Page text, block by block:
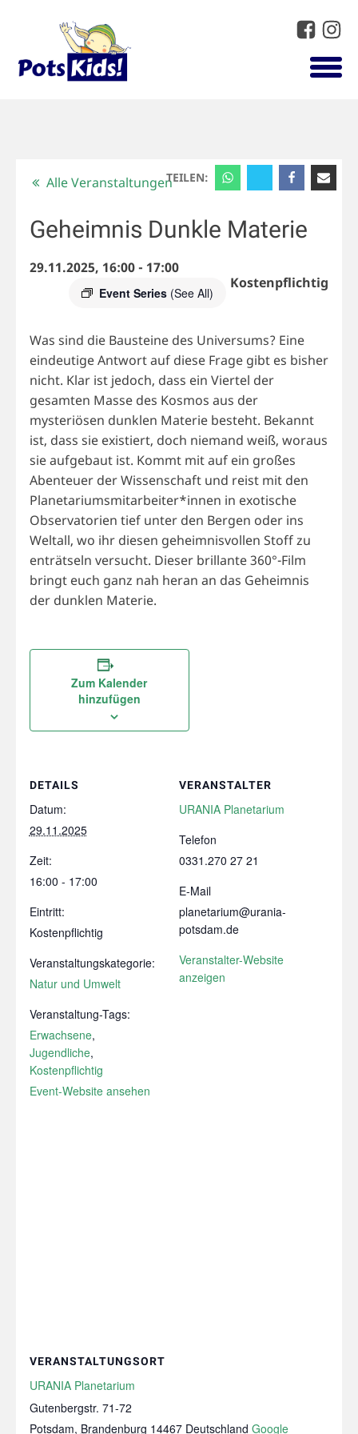
TEILEN:
Alle Veranstaltungen
Geheimnis Dunkle Materie
29.11.2025, 16:00- 17:00
Event Series (See All)
Kostenpflichtig
Was sind die Bausteine des Universums? Eine
eindeutige Antwort auf diese Frage gibt es bisher
nicht. Klar ist jedoch, dass ein Viertel der
gesamten Masse des Kosmos aus der
mysteriösen dunklen Materie besteht. Bekannt
ist, dass sie existiert, doch niemand weiß, woraus
sie aufgebaut ist. Kommt mit auf ein großes
Abenteuer der Wissenschaft und reist mit den
Planetariumsmitarbeiter*innen in exotische
Observatorien tief unter den Bergen oder ins
Weltall, wo ihr diesen geheimnisvollen Stoff zu
enträtseln versucht. Dieser brillante 360°-Film
bringt euch ganz nah heran an das Geheimnis
der dunklen Materie.
Zum Kalender
hinzufügen
DETAILS
Datum:
29.11.2025
Zeit:
16:00 - 17:00
Eintritt:
Kostenpflichtig
Veranstaltungskategorie:
Natur und Umwelt
Veranstaltung-Tags:
Erwachsene,
Jugendliche,
Kostenpflichtig
Event-Website ansehen
VERANSTALTER
URANIA Planetarium
Telefon
0331.270 27 21
E-Mail
planetarium@urania-
potsdam.de
Veranstalter-Website
anzeigen
VERANSTALTUNGSORT
URANIA Planetarium
Gutenbergstr. 71-72
Potsdam, Brandenburg 14467 Deutschland Google